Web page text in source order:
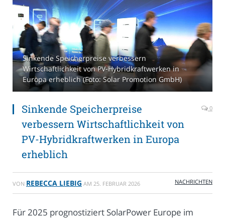
Sinkende Speicherpreise verbessern
Wirtschaftlichkeit von PV-Hybridkraftwerken in
Europa erheblich (Foto: Solar Promotion GmbH)
Sinkende Speicherpreise
verbessern Wirtschaftlichkeit von
PV-Hybridkraftwerken in Europa
erheblich
0
VON REBECCA LIEBIG AM 25. FEBRUAR 2026 NACHRICHTEN
Für 2025 prognostiziert SolarPower Europe im